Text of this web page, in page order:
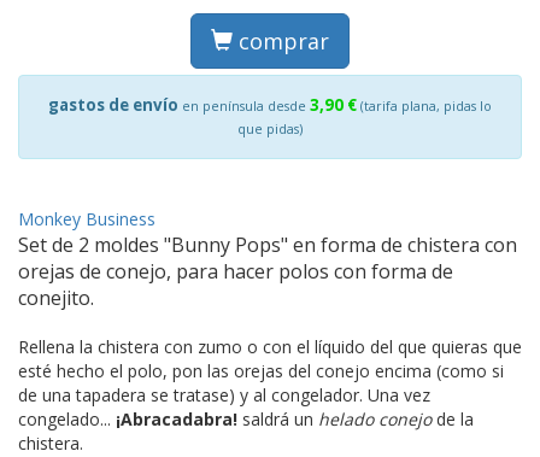
comprar
gastos de envío en península desde 3,90 € (tarifa plana, pidas lo
que pidas)
Monkey Business
Set de 2 moldes "Bunny Pops" en forma de chistera con
orejas de conejo, para hacer polos con forma de
conejito.
Rellena la chistera con zumo o con el líquido del que quieras que
esté hecho el polo, pon las orejas del conejo encima (como si
de una tapadera se tratase) y al congelador. Una vez
congelado... ¡Abracadabra! saldrá un helado conejode la
chistera.